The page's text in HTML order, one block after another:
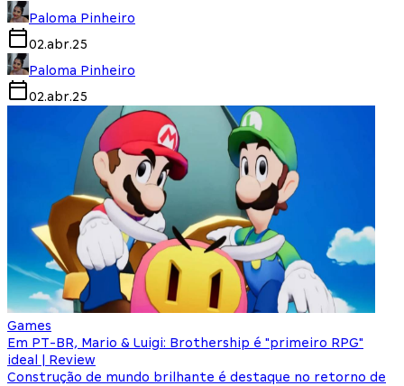
Paloma Pinheiro
02.abr.25
Paloma Pinheiro
02.abr.25
Games
Em PT-BR, Mario & Luigi: Brothership é "primeiro RPG"
ideal | Review
Construção de mundo brilhante é destaque no retorno de